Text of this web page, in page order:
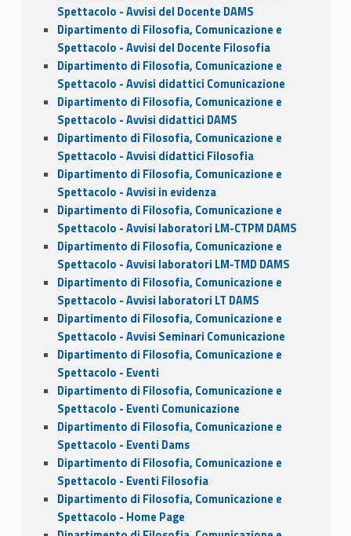
Spettacolo - Avvisi del Docente DAMS
Dipartimento di Filosofia, Comunicazione e
Spettacolo - Avvisi del Docente Filosofia
Dipartimento di Filosofia, Comunicazione e
Spettacolo - Avvisi didattici Comunicazione
Dipartimento di Filosofia, Comunicazione e
Spettacolo - Avvisi didattici DAMS
Dipartimento di Filosofia, Comunicazione e
Spettacolo - Avvisi didattici Filosofia
Dipartimento di Filosofia, Comunicazione e
Spettacolo - Avvisi in evidenza
Dipartimento di Filosofia, Comunicazione e
Spettacolo - Avvisi laboratori LM-CTPM DAMS
Dipartimento di Filosofia, Comunicazione e
Spettacolo - Avvisi laboratori LM-TMD DAMS
Dipartimento di Filosofia, Comunicazione e
Spettacolo - Avvisi laboratori LT DAMS
Dipartimento di Filosofia, Comunicazione e
Spettacolo - Avvisi Seminari Comunicazione
Dipartimento di Filosofia, Comunicazione e
Spettacolo - Eventi
Dipartimento di Filosofia, Comunicazione e
Spettacolo - Eventi Comunicazione
Dipartimento di Filosofia, Comunicazione e
Spettacolo - Eventi Dams
Dipartimento di Filosofia, Comunicazione e
Spettacolo - Eventi Filosofia
Dipartimento di Filosofia, Comunicazione e
Spettacolo - Home Page